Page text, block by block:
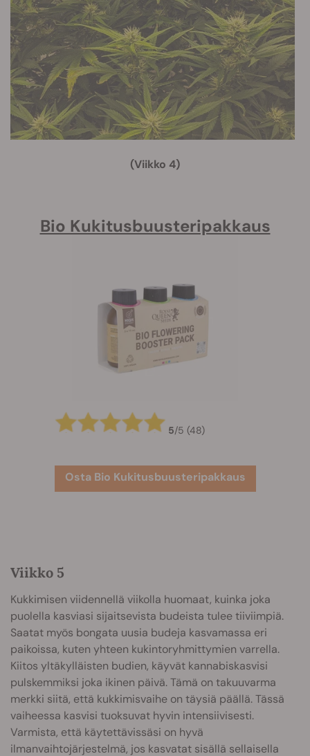
(Viikko 4)
Bio Kukitusbuusteripakkaus
5/5 (48)
Osta Bio Kukitusbuusteripakkaus
Viikko 5
Kukkimisen viidennellä viikolla huomaat, kuinka joka
puolella kasviasi sijaitsevista budeista tulee tiiviimpiä.
Saatat myös bongata uusia budeja kasvamassa eri
paikoissa, kuten yhteen kukintoryhmittymien varrella.
Kiitos yltäkylläisten budien, käyvät kannabiskasvisi
pulskemmiksi joka ikinen päivä. Tämä on takuuvarma
merkki siitä, että kukkimisvaihe on täysiä päällä. Tässä
vaiheessa kasvisi tuoksuvat hyvin intensiivisesti.
Varmista, että käytettävissäsi on hyvä
ilmanvaihtojärjestelmä, jos kasvatat sisällä sellaisella